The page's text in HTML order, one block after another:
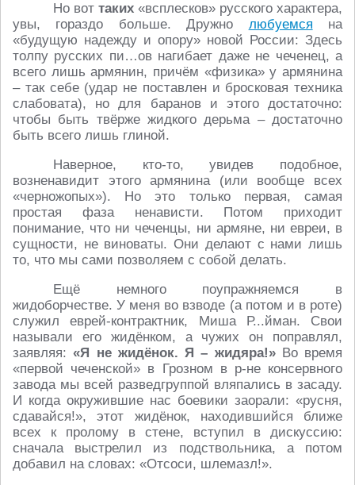
Но вот таких «всплесков» русского характера,
увы, гораздо больше. Дружно любуемся на
«будущую надежду и опору» новой России: Здесь
толпу русских пи…ов нагибает даже не чеченец, а
всего лишь армянин, причём «физика» у армянина
– так себе (удар не поставлен и бросковая техника
слабовата), но для баранов и этого достаточно:
чтобы быть твёрже жидкого дерьма – достаточно
быть всего лишь глиной.
Наверное, кто-то, увидев подобное,
возненавидит этого армянина (или вообще всех
«черножопых»). Но это только первая, самая
простая фаза ненависти. Потом приходит
понимание, что ни чеченцы, ни армяне, ни евреи, в
сущности, не виноваты. Они делают с нами лишь
то, что мы сами позволяем с собой делать.
Ещё немного поупражняемся в
жидоборчестве. У меня во взводе (а потом и в роте)
служил еврей-контрактник, Миша Р...йман. Свои
называли его жидёнком, а чужих он поправлял,
заявляя:«Я не жидёнок. Я – жидяра!»Во время
«первой чеченской» в Грозном в р-не консервного
завода мы всей разведгруппой вляпались в засаду.
И когда окружившие нас боевики заорали: «русня,
сдавайся!», этот жидёнок, находившийся ближе
всех к пролому в стене, вступил в дискуссию:
сначала выстрелил из подствольника, а потом
добавил на словах: «Отсоси, шлемазл!».